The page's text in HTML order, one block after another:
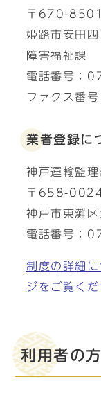
〒670-8501
姫路市安田
障害福祉課
電話番号：
ファクス番
業者登録に
神戸運輸監
〒658-
神戸市東灘
電話番号：
制度の詳細
ジをご覧くだ
利用者の